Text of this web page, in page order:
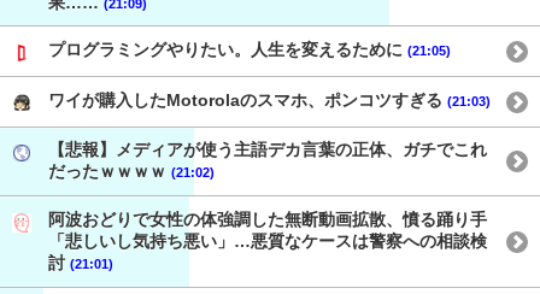
(21:09)
プログラミングやりたい。人生を変えるために (21:05)
ワイが購入したMotorolaのスマホ、ポンコツすぎる (21:03)
【悲報】メディアが使う主語デカ言葉の正体、ガチでこれ
だったｗｗｗｗ (21:02)
阿波おどりで女性の体強調した無断動画拡散、憤る踊り手
「悲しいし気持ち悪い」…悪質なケースは警察への相談検
討 (21:01)